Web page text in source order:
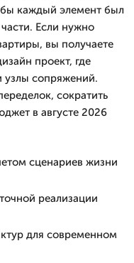
каждый элемент был
Если нужно
вы получаете
проект, где
сопряжений.
сократить
в августе 2026
сценариев жизни
реализации
для современном